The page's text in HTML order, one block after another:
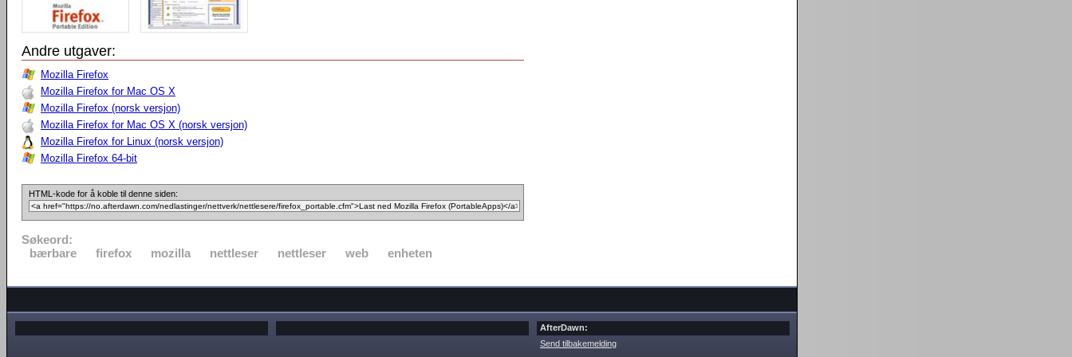
Andre utgaver:
Mozilla Firefox
Mozilla Firefox for Mac OS X
Mozilla Firefox (norsk versjon)
Mozilla Firefox for Mac OS X (norsk versjon)
Mozilla Firefox for Linux (norsk versjon)
Mozilla Firefox 64-bit
HTML-kode for å koble til denne siden:
Søkeord:
bærbare
firefox mozilla nettleser nettleser web enheten
AfterDawn:
Send tilbakemelding